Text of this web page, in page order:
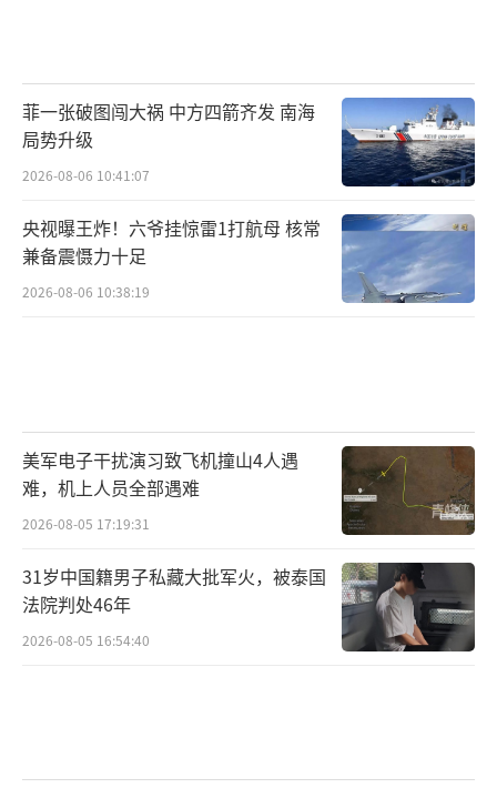
菲一张破图闯大祸 中方四箭齐发 南海
局势升级
2026-08-06 10:41:07
央视曝王炸！六爷挂惊雷1打航母 核常
兼备震慑力十足
2026-08-06 10:38:19
美军电子干扰演习致飞机撞山4人遇
难，机上人员全部遇难
2026-08-05 17:19:31
31岁中国籍男子私藏大批军火，被泰国
法院判处46年
2026-08-05 16:54:40